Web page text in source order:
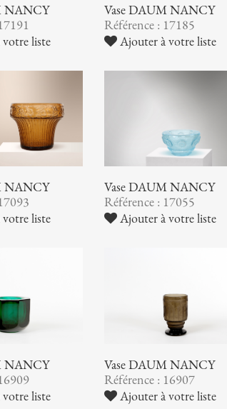
NANCY
liste
Vase DAUM NANCY
Référence : 17185
Ajouter à votre liste
NANCY
liste
Vase DAUM NANCY
Référence : 17055
Ajouter à votre liste
NANCY
liste
Vase DAUM NANCY
Référence : 16907
Ajouter à votre liste